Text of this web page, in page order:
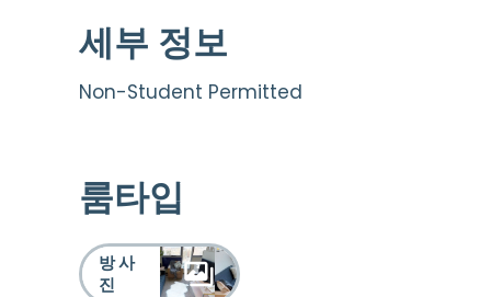
세부 정보
Non-Student Permitted
룸타입
방 사
진